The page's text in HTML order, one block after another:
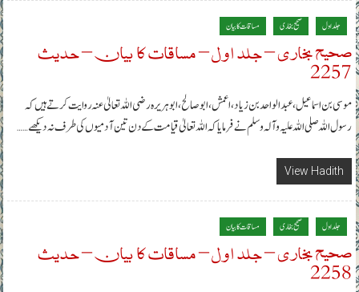
جلد اول صحیح بخاری مساقات کا بیان
صحیح بخاری – جلد اول – مساقات کا بیان – حدیث
2257
موسی بن اسماعیل، عبدالواحد بن زیاد، اعمش، ابوصالح، ابوہریرہ رضی اللہ تعالیٰ عنہ روایت کرتے ہیں کہ
رسول اللہ صلی اللہ علیہ وآلہ وسلم نے فرمایا کہ اللہ تعالیٰ قیامت کے دن تین آدمیوں کی طرف نہ دیکھے……
View Hadith
جلد اول صحیح بخاری مساقات کا بیان
صحیح بخاری – جلد اول – مساقات کا بیان – حدیث
2258